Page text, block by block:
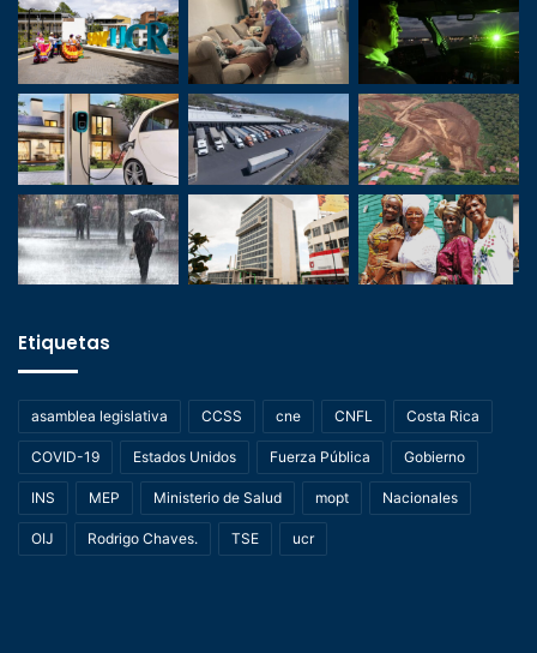
Etiquetas
asamblea legislativa CCSS cne CNFL Costa Rica
COVID-19 Estados Unidos Fuerza Pública Gobierno
INS MEP Ministerio de Salud mopt Nacionales
OIJ Rodrigo Chaves. TSE ucr